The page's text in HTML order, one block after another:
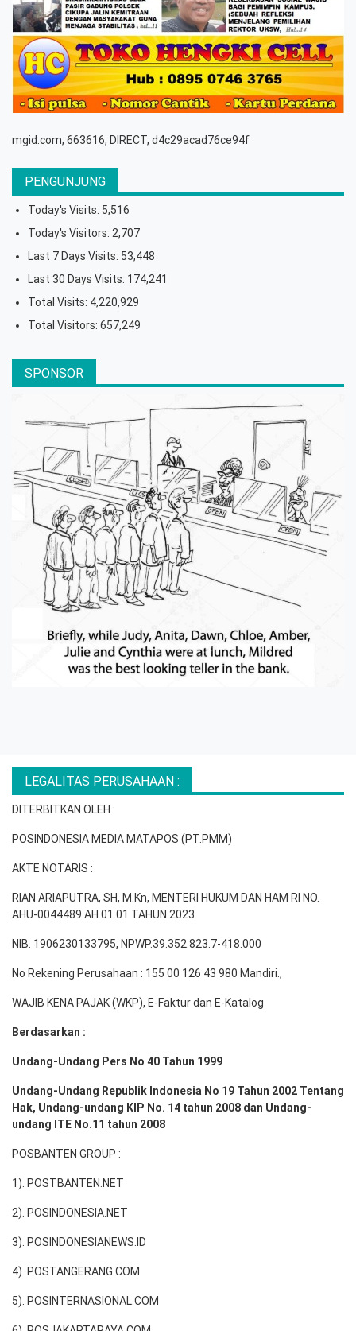
mgid.com, 663616, DIRECT, d4c29acad76ce94f
PENGUNJUNG
Today's Visits: 5,516
Today's Visitors: 2,707
Last 7 Days Visits: 53,448
Last 30 Days Visits: 174,241
Total Visits: 4,220,929
Total Visitors: 657,249
SPONSOR
LEGALITAS PERUSAHAAN :
DITERBITKAN OLEH :
POSINDONESIA MEDIA MATAPOS (PT.PMM)
AKTE NOTARIS :
RIAN ARIAPUTRA, SH, M.Kn, MENTERI HUKUM DAN HAM RI NO.
AHU-0044489.AH.01.01 TAHUN 2023.
NIB. 1906230133795, NPWP.39.352.823.7-418.000
No Rekening Perusahaan : 155 00 126 43 980 Mandiri.,
WAJIB KENA PAJAK (WKP), E-Faktur dan E-Katalog
Berdasarkan :
Undang-Undang Pers No 40 Tahun 1999
Undang-Undang Republik Indonesia No 19 Tahun 2002 Tentang
Hak, Undang-undang KIP No. 14 tahun 2008 dan Undang-
undang ITE No.11 tahun 2008
POSBANTEN GROUP :
1). POSTBANTEN.NET
2). POSINDONESIA.NET
3). POSINDONESIANEWS.ID
4). POSTANGERANG.COM
5). POSINTERNASIONAL.COM